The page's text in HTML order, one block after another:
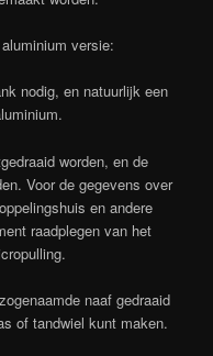
versie:
nodig, en natuurlijk een
worden, en de
Voor de gegevens over
en andere
raadplegen van het
naaf gedraaid
of tandwiel kunt maken.